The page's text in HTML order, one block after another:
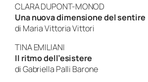
CLARA DUPONT-MONOD
Una nuova dimensione del sentire
di Maria Vittoria Vittori
TINA EMILIANI
Il ritmo dell’esistere
di Gabriella Palli Barone